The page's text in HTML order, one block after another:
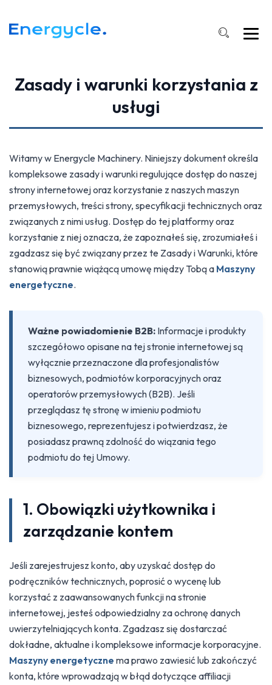
Zasady i warunki korzystania z
usługi
Witamy w Energycle Machinery. Niniejszy dokument określa
kompleksowe zasady i warunki regulujące dostęp do naszej
strony internetowej oraz korzystanie z naszych maszyn
przemysłowych, treści strony, specyfikacji technicznych oraz
związanych z nimi usług. Dostęp do tej platformy oraz
korzystanie z niej oznacza, że zapoznałeś się, zrozumiałeś i
zgadzasz się być związany przez te Zasady i Warunki, które
stanowią prawnie wiążącą umowę między Tobą a Maszyny
energetyczne.
Ważne powiadomienie B2B: Informacje i produkty
szczegółowo opisane na tej stronie internetowej są
wyłącznie przeznaczone dla profesjonalistów
biznesowych, podmiotów korporacyjnych oraz
operatorów przemysłowych (B2B). Jeśli
przeglądasz tę stronę w imieniu podmiotu
biznesowego, reprezentujesz i potwierdzasz, że
posiadasz prawną zdolność do wiązania tego
podmiotu do tej Umowy.
1. Obowiązki użytkownika i
zarządzanie kontem
Jeśli zarejestrujesz konto, aby uzyskać dostęp do
podręczników technicznych, poprosić o wycenę lub
korzystać z zaawansowanych funkcji na stronie
internetowej, jesteś odpowiedzialny za ochronę danych
uwierzytelniających konta. Zgadzasz się dostarczać
dokładne, aktualne i kompleksowe informacje korporacyjne.
Maszyny energetyczne ma prawo zawiesić lub zakończyć
konta, które wprowadzają w błąd dotyczące affiliacji